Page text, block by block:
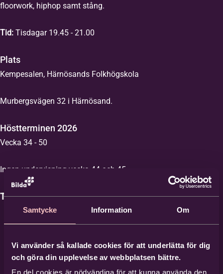
Samtycke Information Om
Vi använder så kallade cookies för att underlätta för dig
och göra din upplevelse av webbplatsen bättre.
En del cookies är nödvändiga för att kunna använda den
Förnamn*
E-post*
Telefon
c/o adress
floorwork, hiphop samt stång.
Tid: Tisdagar 19.45 - 21.00
Plats
Kempesalen, Härnösands Folkhögskola
Murbergsvägen 32 i Härnösand.
Höstterminen 2026
Vecka 34 - 50
Ingen undervisning vecka 44 och 45
Terminspriser
Barndans 45 minuter: 600 kronor
Elever födda 2001 och tidigare: 1200
kronor